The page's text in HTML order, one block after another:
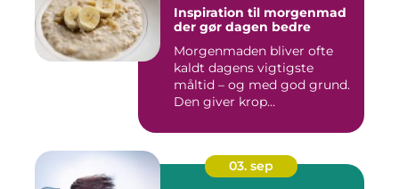
Inspiration til morgenmad
der gør dagen bedre
Morgenmaden bliver ofte
kaldt dagens vigtigste
måltid – og med god grund.
Den giver krop...
03. sep